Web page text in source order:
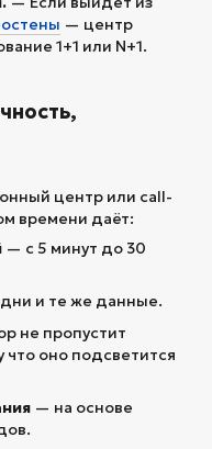
— центр
1+1 или N+1.
центр или call-
времени даёт:
— с 5 минут до 30
и те же данные.
не пропустит
оно подсветится
— на основе